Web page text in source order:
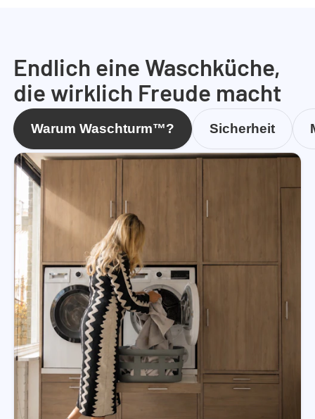
Endlich eine Waschküche,
die wirklich Freude macht
Warum Waschturm™? Sicherheit